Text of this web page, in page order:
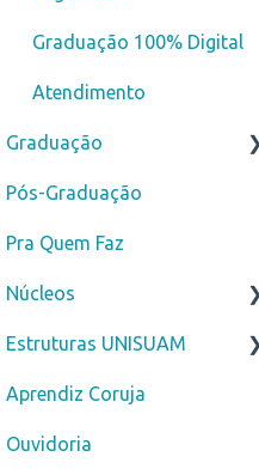
Graduação 100% Digital
Atendimento
Graduação
Novos alunos
Curso de Férias
Secretaria
ENADE
Financeiro
DDM
Pós-Graduação
Pra Quem Faz
Núcleos
Núcleo de Prática Jurídica
Motta - CLESAM
Estruturas UNISUAM
Biblioteca
Aprendiz Coruja
Ouvidoria